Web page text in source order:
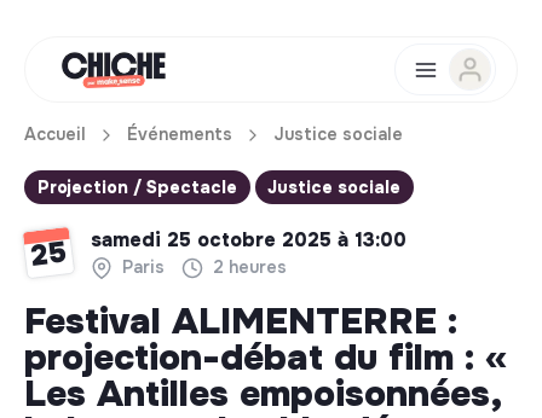
Accueil Événements Justice sociale
Projection / Spectacle Justice sociale
25 samedi 25 octobre 2025 à 13:00
Paris 2 heures
Festival ALIMENTERRE :
projection-débat du film : «
Les Antilles empoisonnées,